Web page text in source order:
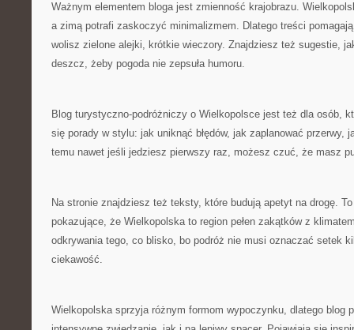
Ważnym elementem bloga jest zmienność krajobrazu.
a zimą potrafi zaskoczyć minimalizmem. Dlatego treści
wolisz zielone alejki, krótkie wieczory. Znajdziesz też sugestie,
deszcz, żeby pogoda nie zepsuła humoru.
Blog turystyczno-podróżniczy o Wielkopolsce jest też dla osób,
się porady w stylu: jak uniknąć błędów, jak zaplanować przerwy,
temu nawet jeśli jedziesz pierwszy raz, możesz czuć, że masz
Na stronie znajdziesz też teksty, które budują apetyt na drogę.
pokazujące, że Wielkopolska to region pełen zakątków z
odkrywania tego, co blisko, bo podróż nie musi oznaczać setek
ciekawość.
Wielkopolska sprzyja różnym formom wypoczynku, dlatego blog